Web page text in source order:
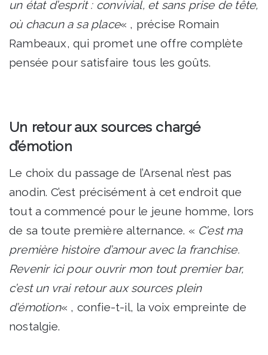
un état d’esprit : convivial, et sans prise de tête,
où chacun a sa place« , précise Romain
Rambeaux, qui promet une offre complète
pensée pour satisfaire tous les goûts.
Un retour aux sources chargé
d’émotion
Le choix du passage de l’Arsenal n’est pas
anodin. C’est précisément à cet endroit que
tout a commencé pour le jeune homme, lors
de sa toute première alternance. « C’est ma
première histoire d’amour avec la franchise.
Revenir ici pour ouvrir mon tout premier bar,
c’est un vrai retour aux sources plein
d’émotion« , confie-t-il, la voix empreinte de
nostalgie.